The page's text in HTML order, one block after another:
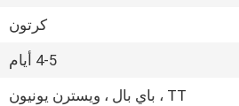
كرتون
4-5 أيام
TT ، باي بال ، ويسترن يونيون